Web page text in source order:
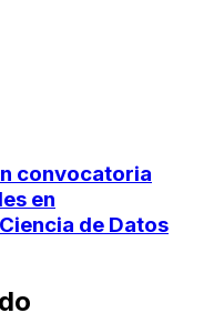
convocatoria
en
de Datos